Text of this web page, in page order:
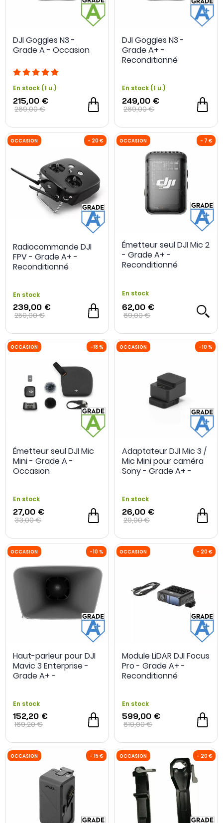
OCCASION
OCCASION
OCCASION -10 % OCCASION
DJI Goggles N3 -
Grade A - Occasion
En stock (1 u.)
215,00 €
269,00 €
DJI Goggles N3 -
Grade A+ -
Reconditionné
En stock (1 u.)
249,00 €
269,00 €
Radiocommande DJI
FPV - Grade A+ -
Reconditionné
En stock
239,00 €
259,00 €
Émetteur seul DJI Mic 2
- Grade A+ -
Reconditionné
En stock
62,00 €
69,00 €
Émetteur seul DJI Mic
Mini - Grade A -
Occasion
En stock
27,00 €
33,00 €
Adaptateur DJI Mic 3 /
Mic Mini pour caméra
Sony - Grade A+ -
En stock
26,00 €
29,00 €
Haut-parleur pour DJI
Mavic 3 Enterprise -
Grade A+ -
En stock
152,20 €
169,20 €
Module LiDAR DJI Focus
Pro - Grade A+ -
Reconditionné
En stock
599,00 €
619,00 €